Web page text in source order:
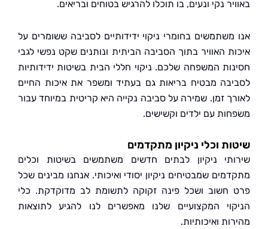
נקי ונעים, בו תוכלו להרגיש בטוחים ובריאים.
בחומרי ניקוי ידידותיים לסביבה ששומרים על
האוויר בתוך הסביבה הביתית ונותנים שקט נפשי לגבי
המשפחה שלכם. ניקוי חללי הבית בשיטות ידידותיות
מבטיח בריאות גם בעתיד ומשפר את איכות החיים
זמן. שמירה על סביבה נקייה היא קריטית במיוחד עבור
עם ילדים וקשישים.
וכלי ניקיון מתקדמים
ניקיון לבתים חדשים משתמשים בשיטות וכלים
שמבטיחים ניקיון יסודי ואיכותי. אנחנו מבינים שכל
חשוב ושכל פינה זקוקה לתשומת לב מדוקדקת. כלי
המקצועיים שלנו מאפשרים לנו להגיע לתוצאות
ואיכותיות.